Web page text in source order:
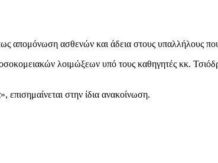
ασθενών και άδεια στους υπαλλήλους
λοιμώξεων υπό τους καθηγητές κκ.
επισημαίνεται στην ίδια ανακοίνωση.